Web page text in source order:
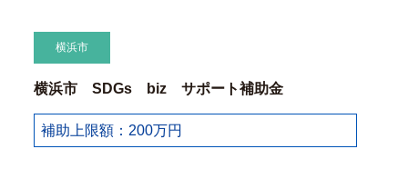
横浜市
横浜市 SDGs biz サポート補助金
補助上限額：200万円